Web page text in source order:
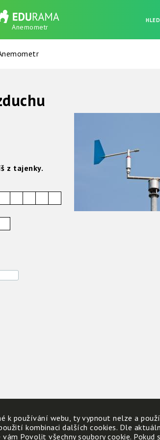
Anemometr
z tajenky.
používání webu, ty vypnout nelze a
kombinaci dalších cookies. Dle
Povolit všechny soubory cookie.